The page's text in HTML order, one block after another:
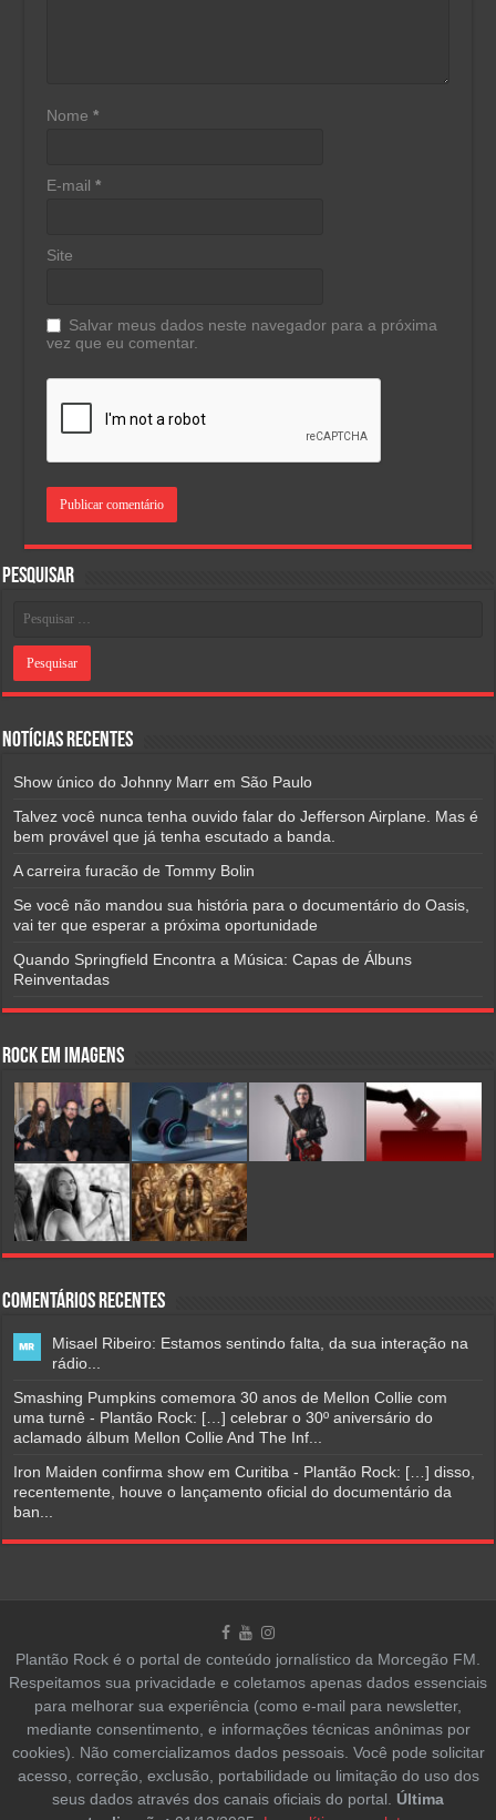
Nome*
E-mail*
Site
Salvar meus dados neste navegador para a próxima
vez que eu comentar.
Pesquisar
Notícias Recentes
Show único do Johnny Marr em São Paulo
Talvez você nunca tenha ouvido falar do Jefferson Airplane. Mas é
bem provável que já tenha escutado a banda.
A carreira furacão de Tommy Bolin
Se você não mandou sua história para o documentário do Oasis,
vai ter que esperar a próxima oportunidade
Quando Springfield Encontra a Música: Capas de Álbuns
Reinventadas
Rock em Imagens
Comentários Recentes
Misael Ribeiro: Estamos sentindo falta, da sua interação na
rádio...
Smashing Pumpkins comemora 30 anos de Mellon Collie com
uma turnê - Plantão Rock: […] celebrar o 30º aniversário do
aclamado álbum Mellon Collie And The Inf...
Iron Maiden confirma show em Curitiba - Plantão Rock: […] disso,
recentemente, houve o lançamento oficial do documentário da
ban...
Plantão Rock é o portal de conteúdo jornalístico da Morcegão FM.
Respeitamos sua privacidade e coletamos apenas dados essenciais
para melhorar sua experiência (como e-mail para newsletter,
mediante consentimento, e informações técnicas anônimas por
cookies). Não comercializamos dados pessoais. Você pode solicitar
acesso, correção, exclusão, portabilidade ou limitação do uso dos
seus dados através dos canais oficiais do portal. Última